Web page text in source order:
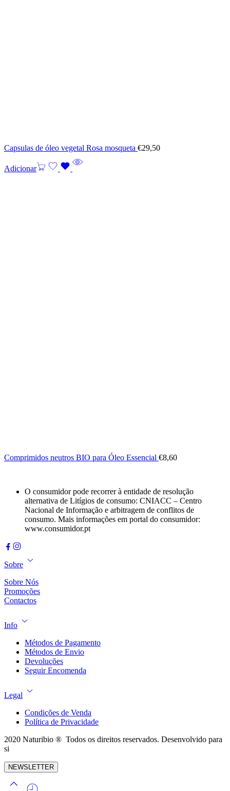
Capsulas de óleo vegetal Rosa mosqueta €29,50
Adicionar
Comprimidos neutros BIO para Óleo Essencial €8,60
O consumidor pode recorrer à entidade de resolução
alternativa de Litígios de consumo: CNIACC – Centro
Nacional de Informação e arbitragem de conflitos de
consumo. Mais informações em portal do consumidor:
www.consumidor.pt
Sobre
Sobre Nós
Promoções
Contactos
Info
Métodos de Pagamento
Métodos de Envio
Devoluções
Seguir Encomenda
Legal
Condições de Venda
Política de Privacidade
2020 Naturibio ® Todos os direitos reservados. Desenvolvido para
si
NEWSLETTER